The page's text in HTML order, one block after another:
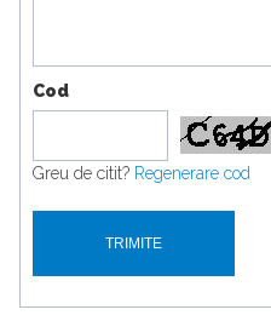
Cod
Greu de citit? Regenerare cod